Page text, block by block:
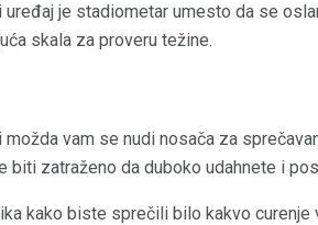
je stadiometar umesto da se
skala za proveru težine.
vam se nudi nosača za
biti zatraženo da duboko udahnete i
kako biste sprečili bilo kakvo curenje